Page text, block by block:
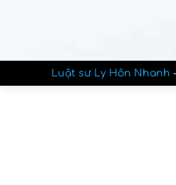
Luật sư Ly Hôn Nhanh